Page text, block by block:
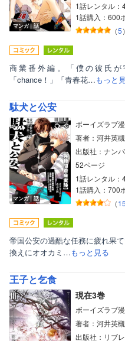
マンガ｜話
1話レンタル：
1話購入：600
（5）
商業番外編。「僕の彼氏
「chance！」「青春花…もっと
駄犬と公安
マンガ｜話
ボーイズラブ
著者：河井英槻
出版社：ナン
52ページ
1話レンタル：
1話購入：700
（15
帝国公安の過酷な任務に疲れ果
換えにオオカミ…もっと見る
王子と乞食
現在3巻
ボーイズラブ
著者：河井英槻
出版社：リブレ